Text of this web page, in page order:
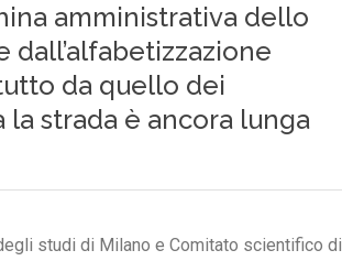
amministrativa dello
dall’alfabetizzazione
da quello dei
strada è ancora lunga
studi di Milano e Comitato scientifico di